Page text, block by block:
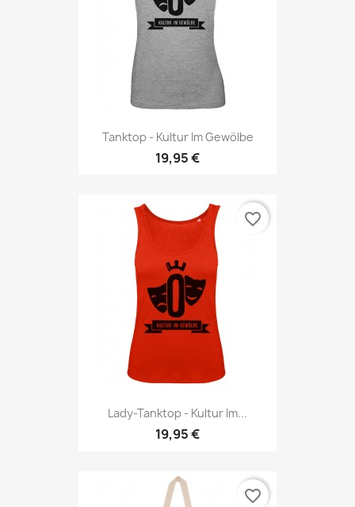
Tanktop - Kultur Im Gewölbe
19,95 €
Lady-Tanktop - Kultur Im...
19,95 €
favorite_border
favorite_border